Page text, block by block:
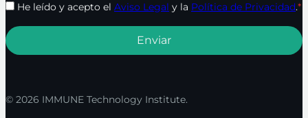
He leído y acepto el Aviso Legal y la Política de Privacidad.*
© 2026 IMMUNE Technology Institute.